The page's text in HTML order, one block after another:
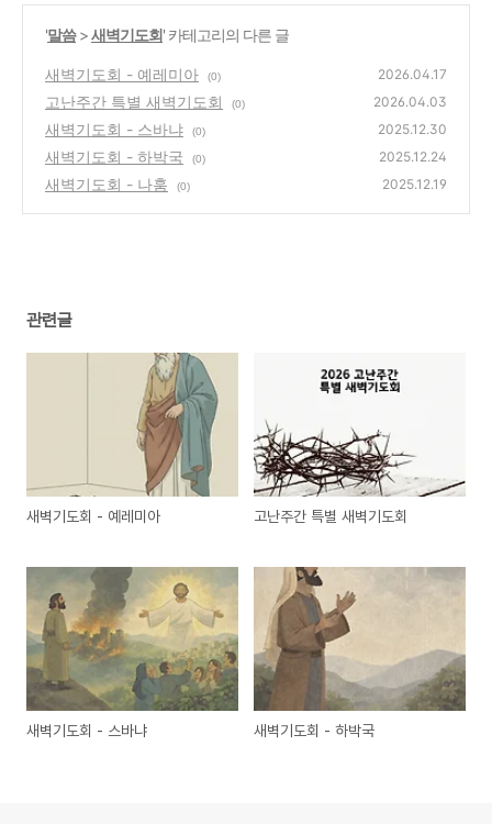
'말씀>새벽기도회' 카테고리의 다른 글
새벽기도회 - 예레미아 (0) 2026.04.17
고난주간 특별 새벽기도회 (0) 2026.04.03
새벽기도회 - 스바냐 (0) 2025.12.30
새벽기도회 - 하박국 (0) 2025.12.24
새벽기도회 - 나훔 (0) 2025.12.19
관련글
새벽기도회 - 예레미아 고난주간 특별 새벽기도회
새벽기도회 - 스바냐 새벽기도회 - 하박국